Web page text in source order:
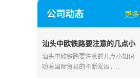
公司动态 更多
汕头中欧铁路要注意的几点小
知识
汕头中欧铁路要注意的几点小知识
随着国际贸易的不断发展，..